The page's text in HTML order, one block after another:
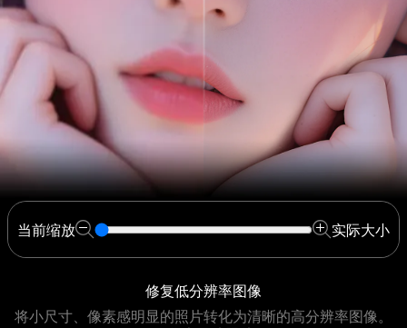
当前缩放 实际大小
修复低分辨率图像
将小尺寸、像素感明显的照片转化为清晰的高分辨率图像。